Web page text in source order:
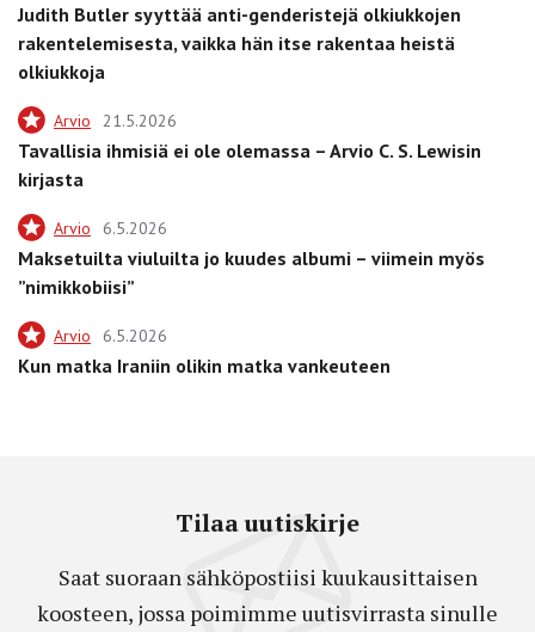
Judith Butler syyttää anti-genderistejä olkiukkojen
rakentelemisesta, vaikka hän itse rakentaa heistä
olkiukkoja
Arvio 21.5.2026
Tavallisia ihmisiä ei ole olemassa – Arvio C. S. Lewisin
kirjasta
Arvio 6.5.2026
Maksetuilta viuluilta jo kuudes albumi – viimein myös
”nimikkobiisi”
Arvio 6.5.2026
Kun matka Iraniin olikin matka vankeuteen
Tilaa uutiskirje
Saat suoraan sähköpostiisi kuukausittaisen
koosteen, jossa poimimme uutisvirrasta sinulle